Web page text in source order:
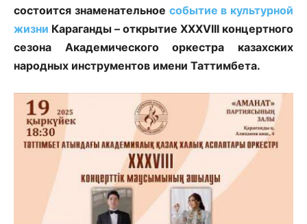
состоится знаменательное событие в культурной
жизни Караганды – открытие XXXVIII концертного
сезона Академического оркестра казахских
народных инструментов имени Таттимбета.